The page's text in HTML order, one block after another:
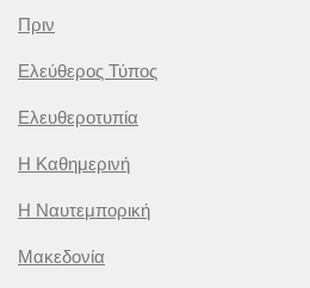
Πριν
Ελεύθερος Τύπος
Ελευθεροτυπία
Η Καθημερινή
Η Ναυτεμπορική
Μακεδονία